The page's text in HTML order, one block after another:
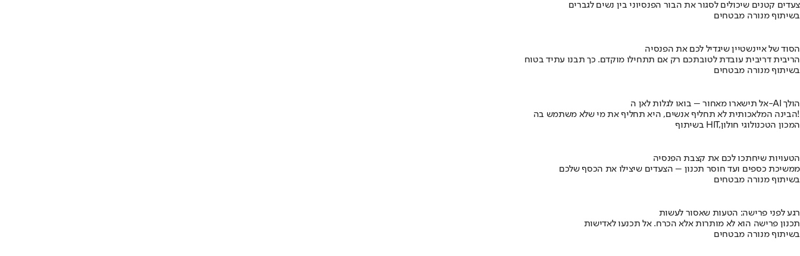
צעדים קטנים שיכולים לסגור את הבור הפנסיוני בין נשים לגברים
בשיתוף מנורה מבטחים
הסוד של איינשטיין שיגדיל לכם את הפנסיה
הריבית דריבית עובדת לטובתכם רק אם תתחילו מוקדם. כך תבנו עתיד בטוח
בשיתוף מנורה מבטחים
אל תישארו מאחור – בואו לגלות לאן ה-AI הולך
הבינה המלאכותית לא תחליף אנשים, היא תחליף את מי שלא משתמש בה!
בשיתוף HIT,המכון הטכנולוגי חולון
הטעויות שיחתכו לכם את קצבת הפנסיה
ממשיכת כספים ועד חוסר תכנון – הצעדים שיצילו את הכסף שלכם
בשיתוף מנורה מבטחים
רגע לפני פרישה: הטעות שאסור לעשות
תכנון פרישה הוא לא מותרות אלא הכרח. אל תכנעו לאדישות
בשיתוף מנורה מבטחים